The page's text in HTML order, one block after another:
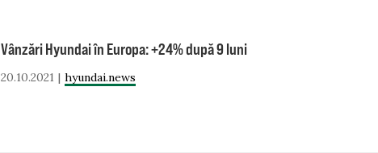
Vânzări Hyundai în Europa: +24% după 9 luni
20.10.2021 hyundai.news